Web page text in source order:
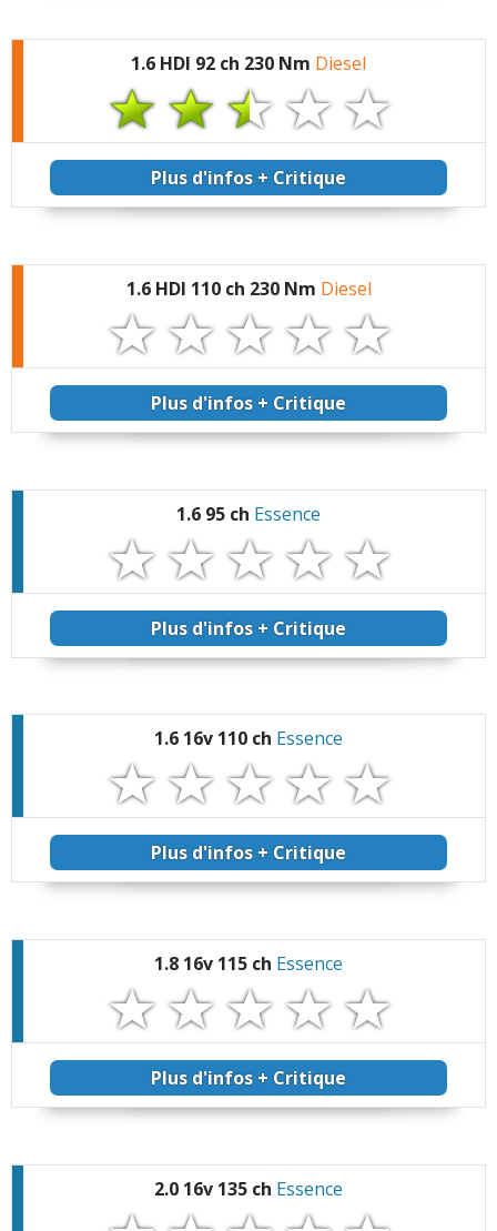
1.6 HDI 92 ch 230 Nm Diesel
Plus d'infos + Critique
1.6 HDI 110 ch 230 Nm Diesel
Plus d'infos + Critique
1.6 95 ch Essence
Plus d'infos + Critique
1.6 16v 110 ch Essence
Plus d'infos + Critique
1.8 16v 115 ch Essence
Plus d'infos + Critique
2.0 16v 135 ch Essence